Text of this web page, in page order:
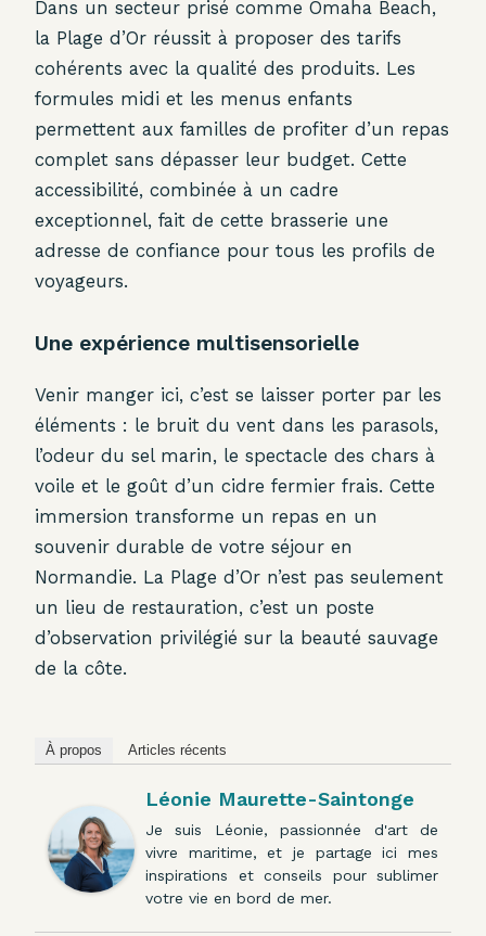
Dans un secteur prisé comme Omaha Beach,
la Plage d’Or réussit à proposer des tarifs
cohérents avec la qualité des produits. Les
formules midi et les menus enfants
permettent aux familles de profiter d’un repas
complet sans dépasser leur budget. Cette
accessibilité, combinée à un cadre
exceptionnel, fait de cette brasserie une
adresse de confiance pour tous les profils de
voyageurs.
Une expérience multisensorielle
Venir manger ici, c’est se laisser porter par les
éléments : le bruit du vent dans les parasols,
l’odeur du sel marin, le spectacle des chars à
voile et le goût d’un cidre fermier frais. Cette
immersion transforme un repas en un
souvenir durable de votre séjour en
Normandie. La Plage d’Or n’est pas seulement
un lieu de restauration, c’est un poste
d’observation privilégié sur la beauté sauvage
de la côte.
À propos Articles récents
Léonie Maurette-Saintonge
Je suis Léonie, passionnée d'art de
vivre maritime, et je partage ici mes
inspirations et conseils pour sublimer
votre vie en bord de mer.